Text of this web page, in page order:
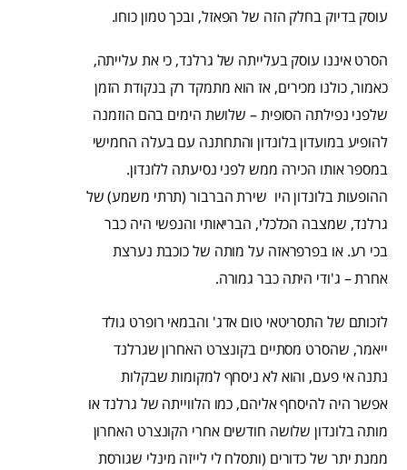
עוסק בדיוק בחלק הזה של הפאזל, ובכך טמון כוחו.
הסרט איננו עוסק בעלייתה של גרלנד, כי את עלייתה,
כאמור, כולנו מכירים, אז הוא מתמקד רק בנקודת הזמן
שלפני נפילתה הסופית – שלושת הימים בהם הוזמנה
להופיע במועדון בלונדון והתחתנה עם בעלה החמישי
במספר אותו הכירה ממש לפני נסיעתה ללונדון.
ההופעות בלונדון היו שירת הברבור (תרתי משמע) של
גרלנד, שמצבה הכלכלי, הבריאותי והנפשי היה כבר
בכי רע. או בפרפראזה על מותה של כוכבת נערצת
אחרת – ג'ודי היתה כבר גמורה.
לזכותם של התסריטאי טום אדג' והבמאי רופרט גולד
ייאמר, שהסרט מסתיים בקונצרט האחרון שגרלנד
נתנה אי פעם, והוא לא ניסחף למקומות שבקלות
אפשר היה להיסחף אליהם, כמו הלווייתה של גרלנד או
מותה בלונדון שלושה חודשים אחרי הקונצרט האחרון
ממנת יתר של כדורים (ותסלח לי לייזה מינלי שגורסת